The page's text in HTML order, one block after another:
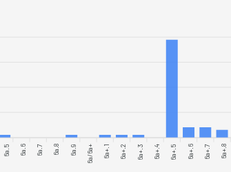
6a.5 6a.6 6a.7 6a.8 6a.9 6a/6a+ 6a+.1 6a+.2 6a+.3 6a+.4 6a+.5 6a+.6 6a+.7 6a+.8